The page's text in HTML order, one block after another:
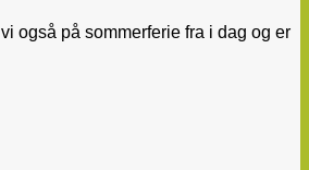
også på sommerferie fra i dag og er